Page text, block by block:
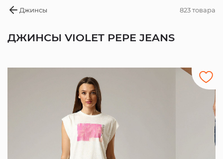
Джинсы 823 товара
ДЖИНСЫ VIOLET PEPE JEANS